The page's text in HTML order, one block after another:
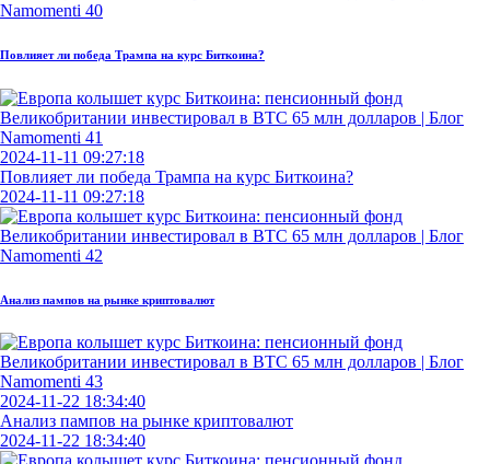
Повлияет ли победа Трампа на курс Биткоина?
2024-11-11 09:27:18
Повлияет ли победа Трампа на курс Биткоина?
2024-11-11 09:27:18
Анализ пампов на рынке криптовалют
2024-11-22 18:34:40
Анализ пампов на рынке криптовалют
2024-11-22 18:34:40